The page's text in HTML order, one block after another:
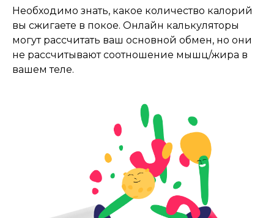
Необходимо знать, какое количество калорий
вы сжигаете в покое. Онлайн калькуляторы
могут рассчитать ваш основной обмен, но они
не рассчитывают соотношение мышц/жира в
вашем теле.